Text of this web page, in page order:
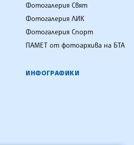
Фотогалерия Свят
Фотогалерия ЛИК
Фотогалерия Спорт
ПАМЕТ от фотоархива на БТА
ИНФОГРАФИКИ